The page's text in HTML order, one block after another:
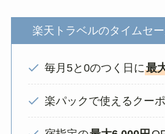
楽天トラベルのタイムセ
毎月5と0のつく日に最
楽パックで使えるクー